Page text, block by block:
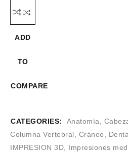
ADD
TO
COMPARE
CATEGORIES: Anatomía
Columna Vertebral
Cráneo
IMPRESION 3D
Impresiones